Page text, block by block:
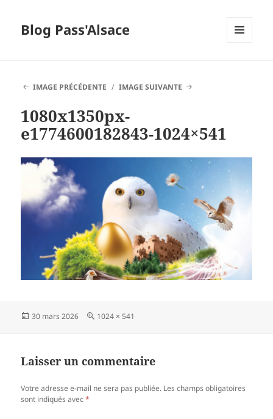
Blog Pass'Alsace
IMAGE PRÉCÉDENTE
IMAGE SUIVANTE
1080x1350px-
e1774600182843-1024×541
Publié
30 mars 2026
Taille
1024 × 541
Laisser un commentaire
Votre adresse e-mail ne sera pas publiée. Les champs obligatoires
sont indiqués avec*